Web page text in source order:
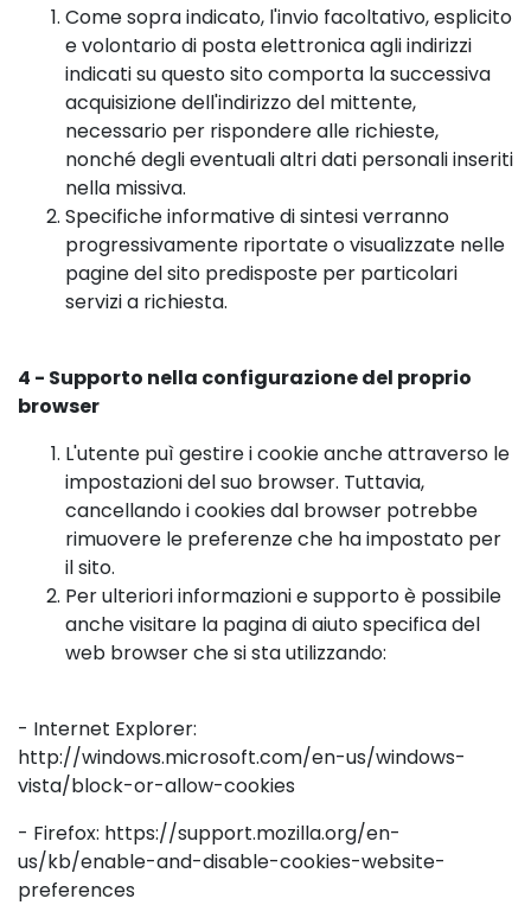
Come sopra indicato, l'invio facoltativo, esplicito
e volontario di posta elettronica agli indirizzi
indicati su questo sito comporta la successiva
acquisizione dell'indirizzo del mittente,
necessario per rispondere alle richieste,
nonché degli eventuali altri dati personali inseriti
nella missiva.
Specifiche informative di sintesi verranno
progressivamente riportate o visualizzate nelle
pagine del sito predisposte per particolari
servizi a richiesta.
4 - Supporto nella configurazione del proprio
browser
L'utente puì gestire i cookie anche attraverso le
impostazioni del suo browser. Tuttavia,
cancellando i cookies dal browser potrebbe
rimuovere le preferenze che ha impostato per
il sito.
Per ulteriori informazioni e supporto è possibile
anche visitare la pagina di aiuto specifica del
web browser che si sta utilizzando:
- Internet Explorer:
http://windows.microsoft.com/en-us/windows-
vista/block-or-allow-cookies
- Firefox: https://support.mozilla.org/en-
us/kb/enable-and-disable-cookies-website-
preferences